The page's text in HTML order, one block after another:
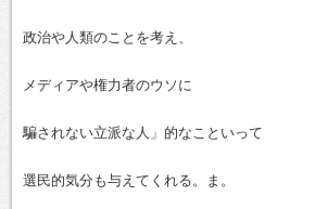
政治や人類のことを考え、
メディアや権力者のウソに
騙されない立派な人」的なこといって
選民的気分も与えてくれる。ま。